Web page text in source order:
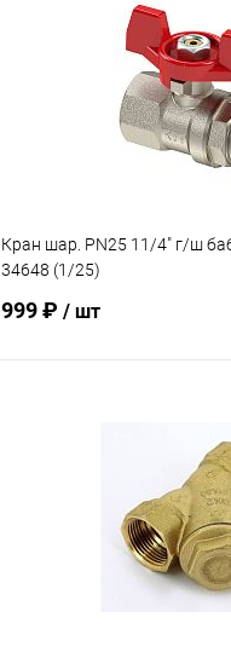
Кран шар. PN25 11/4" г/ш
34648 (1/25)
999 ₽ / шт